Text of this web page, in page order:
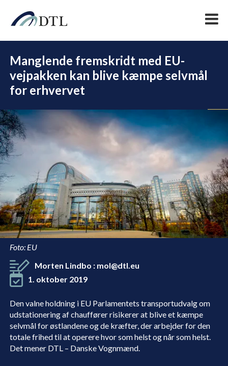
DEL
Manglende fremskridt med EU-
vejpakken kan blive kæmpe selvmål
for erhvervet
Den valne holdning i EU Parlamentets transportudvalg om
udstationering af chauffører risikerer at blive et kæmpe
selvmål for østlandene og de kræfter, der arbejder for den
totale frihed til at operere hvor som helst og når som helst.
Det mener DTL – Danske Vognmænd.
Foto: EU
Morten Lindbo : mol@dtl.eu
1. oktober 2019